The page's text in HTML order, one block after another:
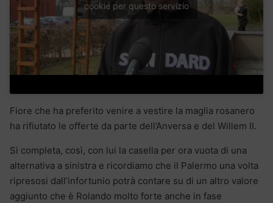
cookie per questo servizio
Fiore che ha preferito venire a vestire la maglia rosanero
ha rifiutato le offerte da parte dell’Anversa e del Willem II.
Si completa, così, con lui la casella per ora vuota di una
alternativa a sinistra e ricordiamo che il Palermo una volta
ripresosi dall’infortunio potrà contare su di un altro valore
aggiunto che è Rolando molto forte anche in fase